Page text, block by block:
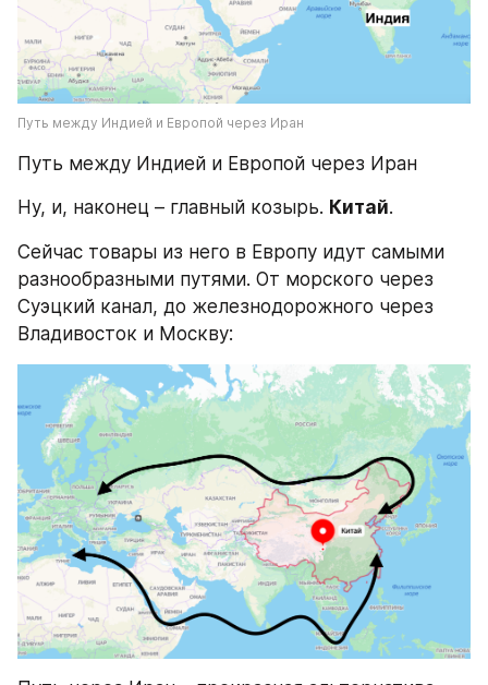
Путь между Индией и Европой через Иран
Путь между Индией и Европой через Иран
Ну, и, наконец – главный козырь. Китай.
Сейчас товары из него в Европу идут самыми
разнообразными путями. От морского через
Суэцкий канал, до железнодорожного через
Владивосток и Москву: